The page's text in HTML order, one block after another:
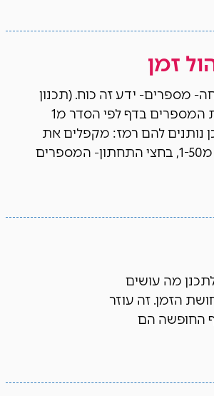
זמן
משחק פתיחה- מספרים- ידע זה כוח. (תכנון
עבודה) (7 דק') מבקשים מהתלמיד/ים למצוא את המספרים בדף לפי הסדר מ1
נותנים להם רמז: מקפלים את
הדף לחצי האורך- בחצי הדף העליון כל המספרים מ1-50, בחצי התחתון- המספרים
מה עושים
הזמן. זה עוזר
החופשה הם